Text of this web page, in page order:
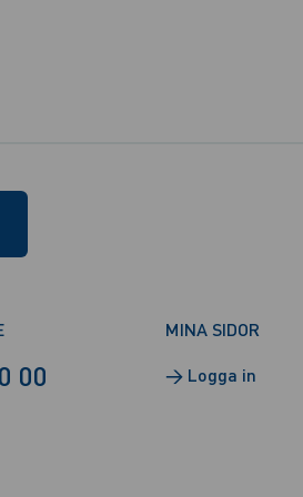
00
MINA SIDOR
→Logga in